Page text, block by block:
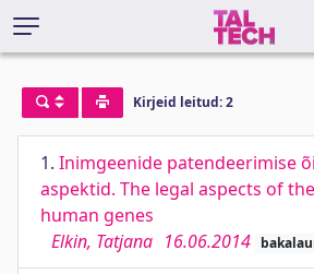
Kirjeid leitud: 2
1. Inimgeenide patendeerimise
aspektid. The legal aspects of
human genes
Elkin, Tatjana 16.06.2014